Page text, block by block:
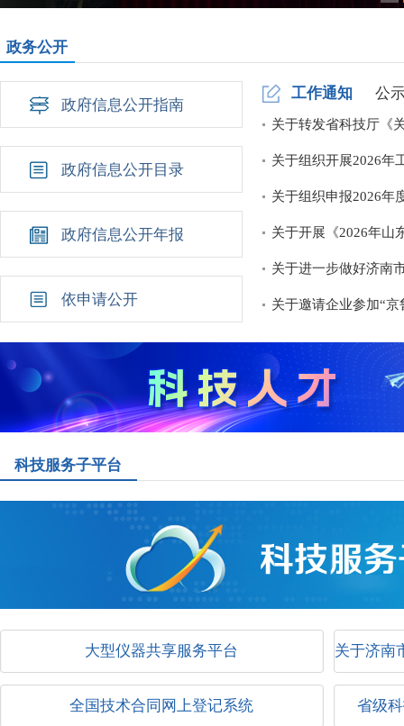
政务公开
政府信息公开指南
政府信息公开目录
政府信息公开年报
依申请公开
工作通知 公
关于转发省科技厅《
关于组织开展2026年
关于组织申报2026年
关于开展《2026年山
关于进一步做好济南
关于邀请企业参加“
科技服务子平台
大型仪器共享服务平台 关于济南
全国技术合同网上登记系统 省级